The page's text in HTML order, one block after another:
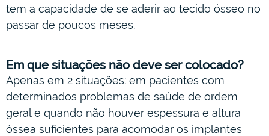
tem a capacidade de se aderir ao tecido ósseo no
passar de poucos meses.
Em que situações não deve ser colocado?
Apenas em 2 situações: em pacientes com
determinados problemas de saúde de ordem
geral e quando não houver espessura e altura
óssea suficientes para acomodar os implantes